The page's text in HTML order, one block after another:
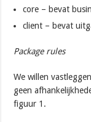
core – bevat
client – bevat
Package rules
We willen
geen
figuur 1.